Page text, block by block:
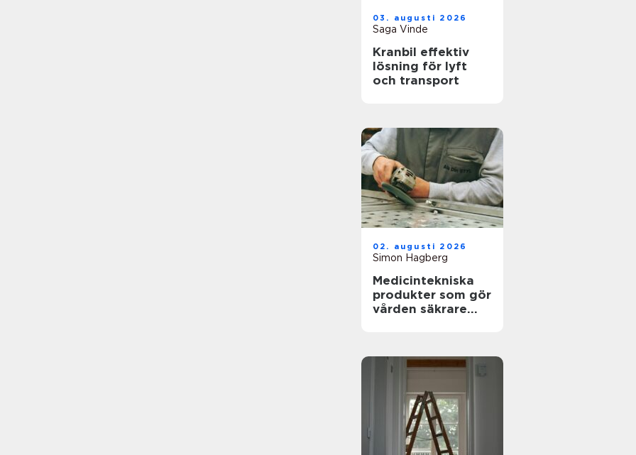
03. augusti 2026
Saga Vinde
Kranbil effektiv
lösning för lyft
och transport
02. augusti 2026
Simon Hagberg
Medicintekniska
produkter som gör
vården säkrare